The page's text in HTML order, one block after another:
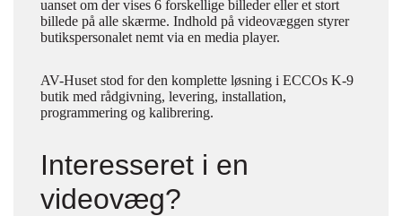
uanset om der vises 6 forskellige billeder eller et stort
billede på alle skærme. Indhold på videovæggen styrer
butikspersonalet nemt via en media player.
AV-Huset stod for den komplette løsning i ECCOs K-9
butik med rådgivning, levering, installation,
programmering og kalibrering.
Interesseret i en
videovæg?